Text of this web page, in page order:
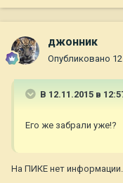
джонник
Опубликовано
В 12.11.2015 в
Его же забрали уже!?
На ПИКЕ нет